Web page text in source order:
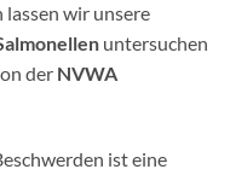
wir unsere
untersuchen
der NVWA
ist eine